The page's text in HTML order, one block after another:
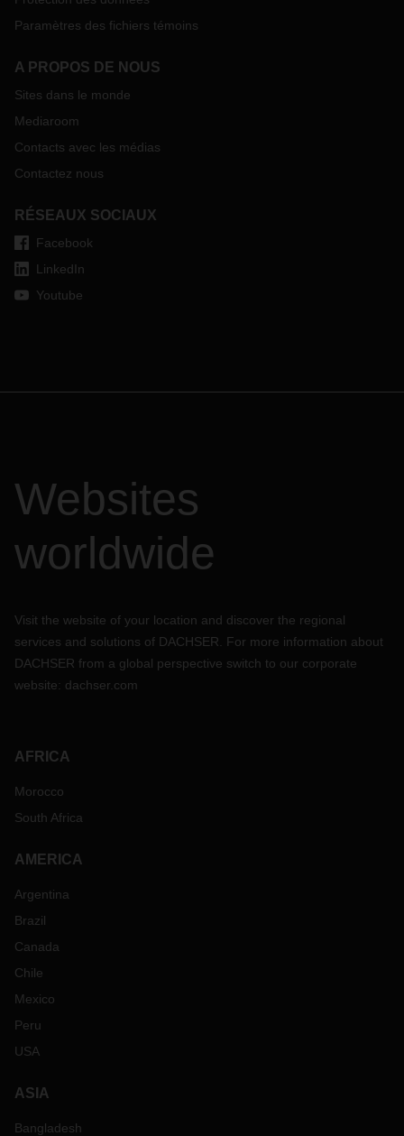
Paramètres des fichiers témoins
A PROPOS DE NOUS
Sites dans le monde
Mediaroom
Contacts avec les médias
Contactez nous
RÉSEAUX SOCIAUX
Facebook
LinkedIn
Youtube
Websites
worldwide
Visit the website of your location and discover the regional
services and solutions of DACHSER. For more information about
DACHSER from a global perspective switch to our corporate
website: dachser.com
AFRICA
Morocco
South Africa
AMERICA
Argentina
Brazil
Canada
Chile
Mexico
Peru
USA
ASIA
Bangladesh